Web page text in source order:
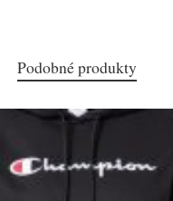
Podobné produkty